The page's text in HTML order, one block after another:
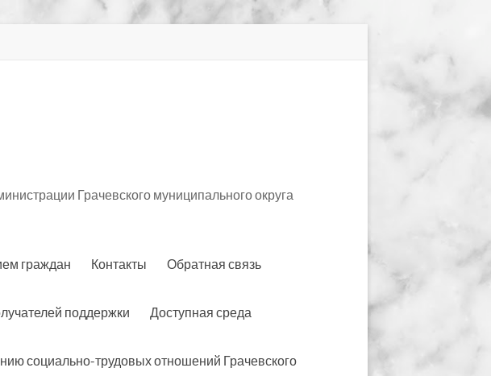
Грачевского муниципального округа
граждан Контакты
Обратная связь
поддержки
Доступная среда
социально-трудовых отношений Грачевского